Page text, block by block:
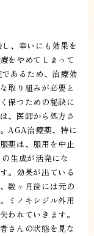
、幸いにも効果を
をやめてしまって
あるため、治療効
取り組みが必要と
保つための秘訣に
、医師から処方さ
AGA治療薬、特に
薬は、服用を中止
生成が活発にな
。効果が出ている
数ヶ月後には元の
ミノキシジル外用
われていきます。
さんの状態を見な